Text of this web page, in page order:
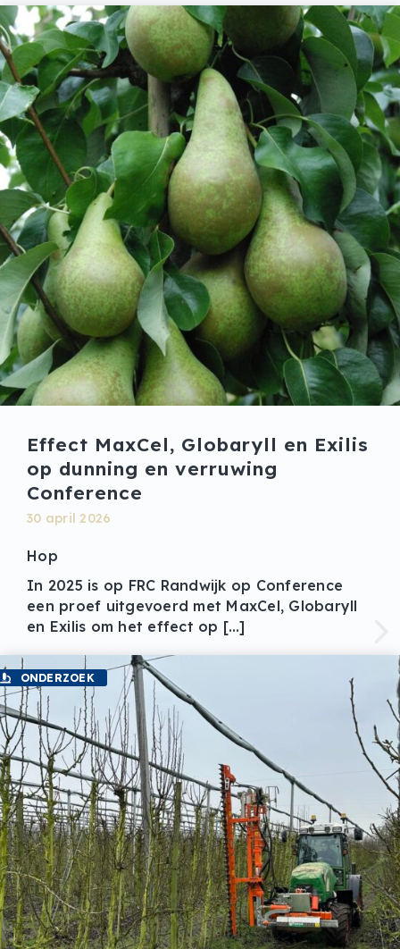
Effect MaxCel, Globaryll en Exilis
op dunning en verruwing
Conference
30 april 2026
Hop
In 2025 is op FRC Randwijk op Conference
een proef uitgevoerd met MaxCel, Globaryll
en Exilis om het effect op […]
ONDERZOEK